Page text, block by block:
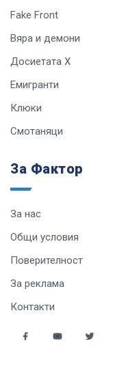
Fake Front
Вяра и демони
Досиетата Х
Емигранти
Клюки
Смотаняци
За Фактор
За нас
Общи условия
Поверителност
За реклама
Контакти